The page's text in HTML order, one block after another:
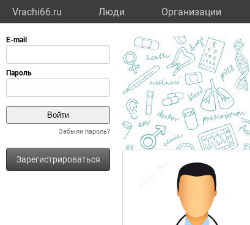
Vrachi66.ru Люди Организации
Забыли пароль?
Зарегистрироваться